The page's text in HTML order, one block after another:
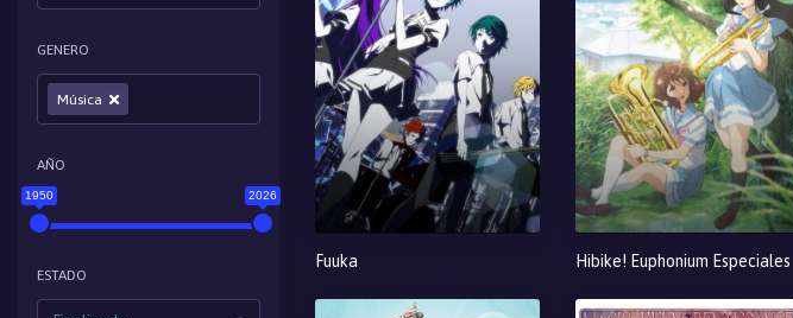
GENERO
Música
AÑO
1950 2026
ESTADO
Fuuka Hibike! Euphonium Especiales